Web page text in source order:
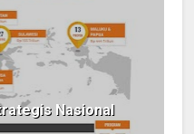
Nasional